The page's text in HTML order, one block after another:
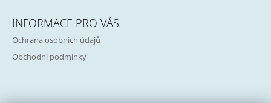
INFORMACE PRO VÁS
Ochrana osobních údajů
Obchodní podmínky